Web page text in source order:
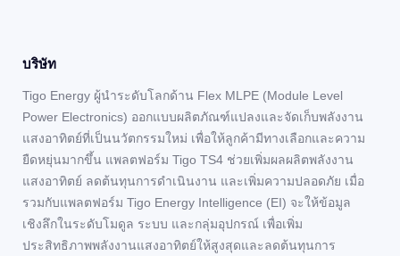
บริษัท
Tigo Energy ผู้นำระดับโลกด้าน Flex MLPE (Module Level
Power Electronics) ออกแบบผลิตภัณฑ์แปลงและจัดเก็บพลังงาน
แสงอาทิตย์ที่เป็นนวัตกรรมใหม่ เพื่อให้ลูกค้ามีทางเลือกและความ
ยืดหยุ่นมากขึ้น แพลตฟอร์ม Tigo TS4 ช่วยเพิ่มผลผลิตพลังงาน
แสงอาทิตย์ ลดต้นทุนการดำเนินงาน และเพิ่มความปลอดภัย เมื่อ
รวมกับแพลตฟอร์ม Tigo Energy Intelligence (EI) จะให้ข้อมูล
เชิงลึกในระดับโมดูล ระบบ และกลุ่มอุปกรณ์ เพื่อเพิ่ม
ประสิทธิภาพพลังงานแสงอาทิตย์ให้สูงสุดและลดต้นทุนการ